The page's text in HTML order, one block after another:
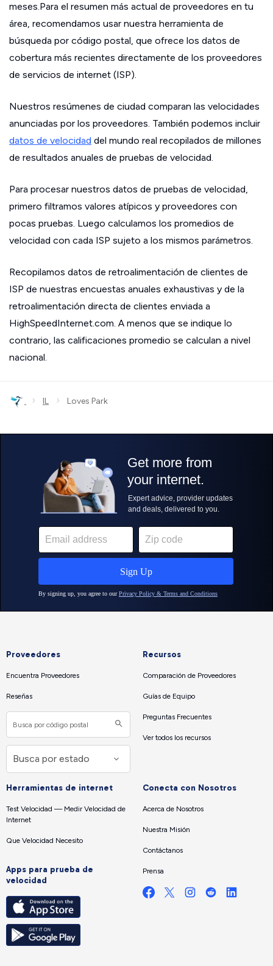
meses.Para el resumen más actual de proveedores en tu
área, recomendamos usar nuestra herramienta de
búsqueda por código postal, que ofrece los datos de
cobertura más recientes directamente de los proveedores
de servicios de internet (ISP).
Nuestros resúmenes de ciudad comparan las velocidades
anunciadas por los proveedores. También podemos incluir
datos de velocidad del mundo real recopilados de millones
de resultados anuales de pruebas de velocidad.
Para procesar nuestros datos de pruebas de velocidad,
primero filtramos valores atípicos y proveedores con
pocas pruebas. Luego calculamos los promedios de
velocidad con cada ISP sujeto a los mismos parámetros.
Recopilamos datos de retroalimentación de clientes de
ISP de nuestras encuestas anuales exhaustivas y de la
retroalimentación directa de clientes enviada a
HighSpeedInternet.com. A menos que se indique lo
contrario, las calificaciones promedio se calculan a nivel
nacional.
› IL › Loves Park
Proveedores
Encuentra Proveedores
Reseñas
Recursos
Comparación de Proveedores
Guías de Equipo
Preguntas Frecuentes
Ver todos los recursos
Herramientas de internet
Test Velocidad — Medir Velocidad de
Internet
Que Velocidad Necesito
Apps para prueba de
velocidad
Conecta con Nosotros
Acerca de Nosotros
Nuestra Misión
Contáctanos
Prensa